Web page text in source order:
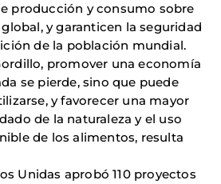
producción y consumo sobre
y garanticen la seguridad
de la población mundial.
promover una economía
se pierde, sino que puede
y favorecer una mayor
de la naturaleza y el uso
de los alimentos, resulta
Unidas aprobó 110 proyectos